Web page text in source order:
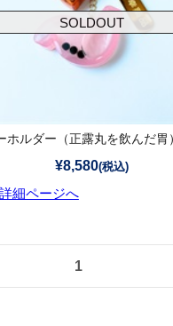
SOLDOUT
ホルダー（正露丸を飲んだ胃
¥8,580(税込)
細ページへ
の15件 1